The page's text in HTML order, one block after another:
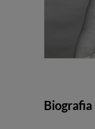
Biografia